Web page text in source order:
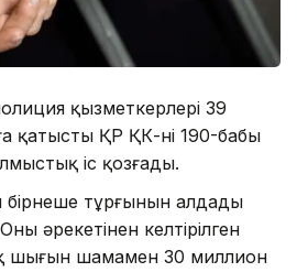
қызметкерлері 39
қатысты ҚР ҚК-нің 190-бабы
іс қозғады.
бірнеше тұрғынын алдады
әрекетінен келтірілген
шығын шамамен 30 миллион